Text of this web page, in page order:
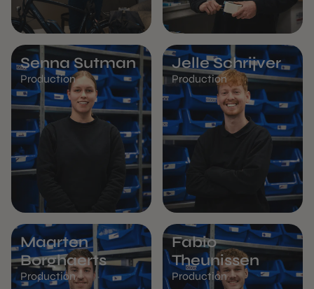
Production
Senna Sutman
Production
Jelle Schrijver
Production
Maarten
Borghaerts
Production
Fabio
Theunissen